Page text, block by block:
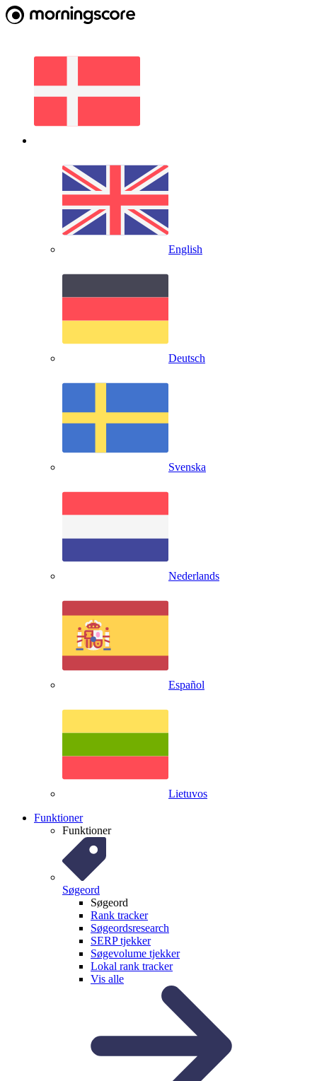
English
Deutsch
Svenska
Nederlands
Español
Lietuvos
Funktioner
Funktioner
Søgeord
Søgeord
Rank tracker
Søgeordsresearch
SERP tjekker
Søgevolume tjekker
Lokal rank tracker
Vis alle